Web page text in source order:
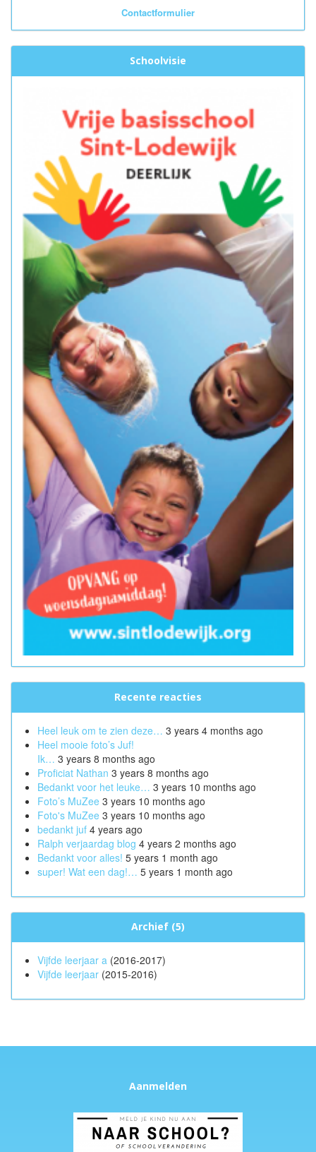
Contactformulier
Schoolvisie
Recente reacties
Heel leuk om te zien deze… 3 years 4 months ago
Heel mooie foto’s Juf!
Ik… 3 years 8 months ago
Proficiat Nathan 3 years 8 months ago
Bedankt voor het leuke… 3 years 10 months ago
Foto’s MuZee 3 years 10 months ago
Foto's MuZee 3 years 10 months ago
bedankt juf 4 years ago
Ralph verjaardag blog 4 years 2 months ago
Bedankt voor alles! 5 years 1 month ago
super! Wat een dag!… 5 years 1 month ago
Archief (5)
Vijfde leerjaar a (2016-2017)
Vijfde leerjaar (2015-2016)
Aanmelden